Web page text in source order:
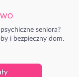
seniora?
i bezpieczny dom.